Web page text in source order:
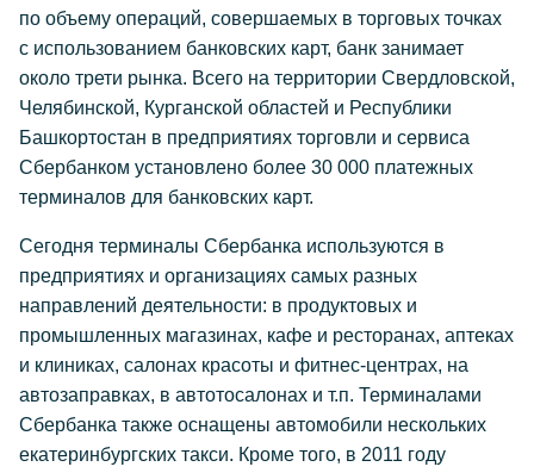
по объему операций, совершаемых в торговых точках
с использованием банковских карт, банк занимает
около трети рынка. Всего на территории Свердловской,
Челябинской, Курганской областей и Республики
Башкортостан в предприятиях торговли и сервиса
Сбербанком установлено более 30 000 платежных
терминалов для банковских карт.
Сегодня терминалы Сбербанка используются в
предприятиях и организациях самых разных
направлений деятельности: в продуктовых и
промышленных магазинах, кафе и ресторанах, аптеках
и клиниках, салонах красоты и фитнес-центрах, на
автозаправках, в автотосалонах и т.п. Терминалами
Сбербанка также оснащены автомобили нескольких
екатеринбургских такси. Кроме того, в 2011 году